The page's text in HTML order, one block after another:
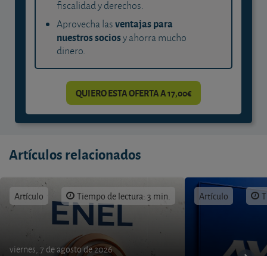
fiscalidad y derechos.
Aprovecha lasventajas para
nuestros sociosy ahorra mucho
dinero.
QUIERO ESTA OFERTA A 17,00€
Artículos relacionados
Artículo Tiempo de lectura: 3 min.
viernes, 7 de agosto de 2026
Artículo